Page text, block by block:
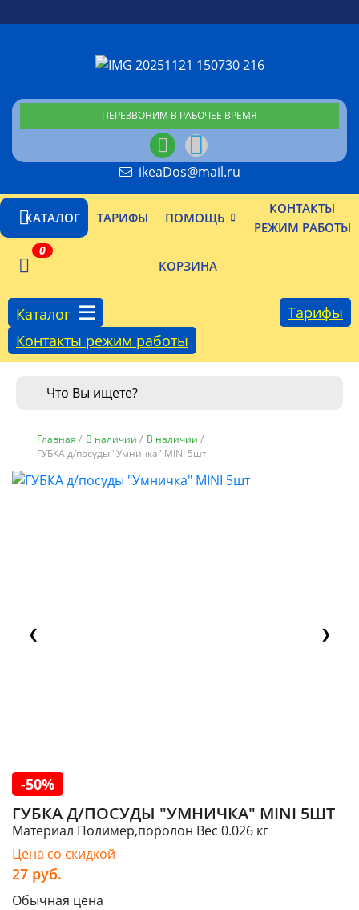
ПЕРЕЗВОНИМ В РАБОЧЕЕ ВРЕМЯ
ikeaDos@mail.ru
КАТАЛОГ ТАРИФЫ ПОМОЩЬ
КОНТАКТЫ
РЕЖИМ РАБОТЫ
КОРЗИНА
0
Каталог
Тарифы
Контакты режим работы
Главная / В наличии / В наличии /
ГУБКА д/посуды "Умничка" MINI 5шт
❮ ❯
-50%
ГУБКА Д/ПОСУДЫ "УМНИЧКА" MINI 5ШТ
Материал Полимер,поролон Вес 0.026 кг
Цена со скидкой
27 руб.
Обычная цена